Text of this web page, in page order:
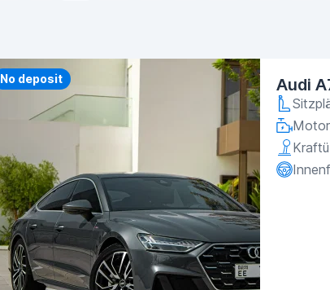
Priority
No deposit Audi
Motor